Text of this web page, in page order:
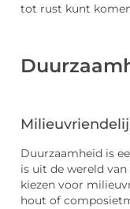
tot rust kunt
Duurzaamheid is
is uit de wereld
kiezen voor
hout of